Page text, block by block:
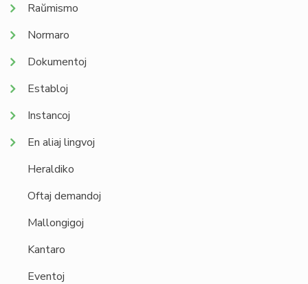
Raŭmismo
Normaro
Dokumentoj
Establoj
Instancoj
En aliaj lingvoj
Heraldiko
Oftaj demandoj
Mallongigoj
Kantaro
Eventoj